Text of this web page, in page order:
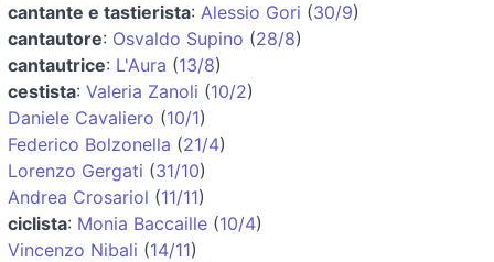
cantante e tastierista: Alessio Gori (30/9)
cantautore: Osvaldo Supino (28/8)
cantautrice: L'Aura (13/8)
cestista: Valeria Zanoli (10/2)
Daniele Cavaliero (10/1)
Federico Bolzonella (21/4)
Lorenzo Gergati (31/10)
Andrea Crosariol (11/11)
ciclista: Monia Baccaille (10/4)
Vincenzo Nibali (14/11)